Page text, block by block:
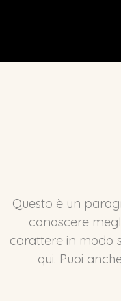
Questo è un
conoscere
carattere in modo
qui. Puoi